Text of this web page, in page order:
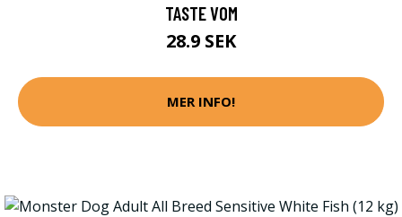
TASTE VOM
28.9 SEK
MER INFO!